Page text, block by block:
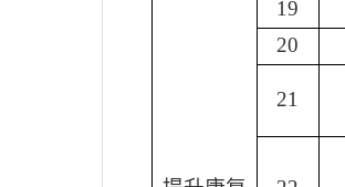
19
20
21